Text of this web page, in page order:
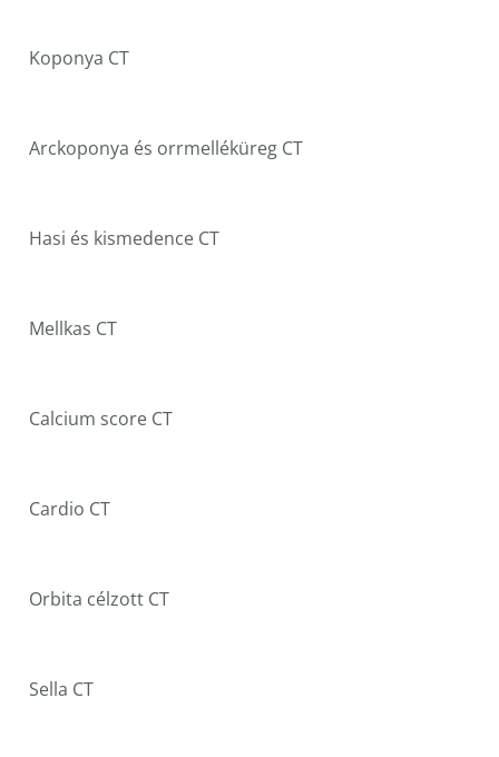
Koponya CT
Arckoponya és orrmelléküreg CT
Hasi és kismedence CT
Mellkas CT
Calcium score CT
Cardio CT
Orbita célzott CT
Sella CT